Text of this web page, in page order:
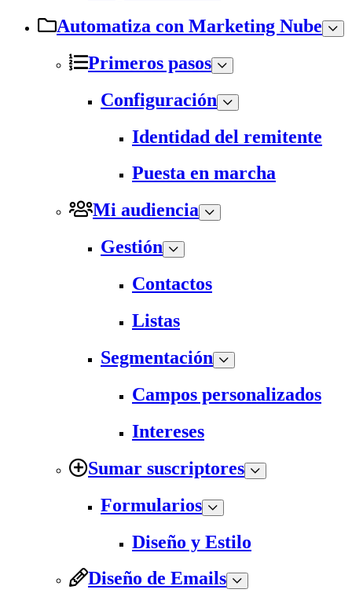
Automatiza con Marketing Nube
Primeros pasos
Configuración
Identidad del remitente
Puesta en marcha
Mi audiencia
Gestión
Contactos
Listas
Segmentación
Campos personalizados
Intereses
Sumar suscriptores
Formularios
Diseño y Estilo
Diseño de Emails